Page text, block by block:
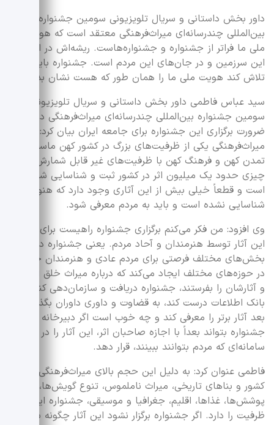
داور بخش داستانی و سریال تلویزیونی سومین جشنواره
بین‌المللی چندرسانه‌ای میراث‌فرهنگی معتقد است که هویت
ملی ما فراتر از جشنواره و جشنواره‌هاست. ریشه‌اش در اعماق
این سرزمین و در جان‌های این مردم است. جشنواره باید
تلاش کند هویت ملی ما را همان طور که هست نشان بدهد.
سید عباس فاطمی داور بخش داستانی و سریال تلویزیونی
سومین جشنواره بین‌المللی چندرسانه‌ای میراث‌فرهنگی درباره
ضرورت برگزاری این جشنواره برای جامعه ایران بیان کرد:
میراث‌فرهنگی یکی از ظرفیت‌های بزرگ در کشور کهن ماست. در
تمدن کهن و فرهنگ کهن با ظرفیت‌های غیر قابل شمارش، یعنی
چیزی حدود یک میلیون اثر در کشور ثبت و شناسایی شده
است و قطعاً خیلی بیش از این آثاری وجود دارد که هنوز
شناسایی نشده است و باید به مردم معرفی شود.
وی افزود: من فکر می‌کنم برگزاری جشنواره راهیست برای معرفی
این آثار توسط هنرمندان و آحاد مردم. یعنی جشنواره در
بخش‌های مختلف فرصتی برای مردم عادی و هنرمندان حرفه‌ای
در حوزه‌های مختلف ایجاد می‌کند که درباره میراث خلق اثر کنند
و آثارشان را بفرستند، جشنواره دریافت و سازمان‌دهی کند،
بانک اطلاعات درست کند، به قضاوت و داوری داوران بگذارد و
بعد آثار برتر را معرفی کند و چه خوب است اگر دبیرخانه
جشنواره بتواند بعداً با اجازه صاحبان اثر، این آثار را در یک
سامانه‌ای که مردم بتوانند ببینند، قرار دهد.
فاطمی عنوان کرد: به دلیل این حجم بالای میراث‌فرهنگی در
کشور و بناهای تاریخی، میراث ناملموس، تنوع گویش‌ها،
پوشش‌ها، غذاها، اقلیم، جغرافیا و موسیقی، جشنواره این
ظرفیت را دارد. اگر جشنواره برگزار نشود این آثار چگونه باید